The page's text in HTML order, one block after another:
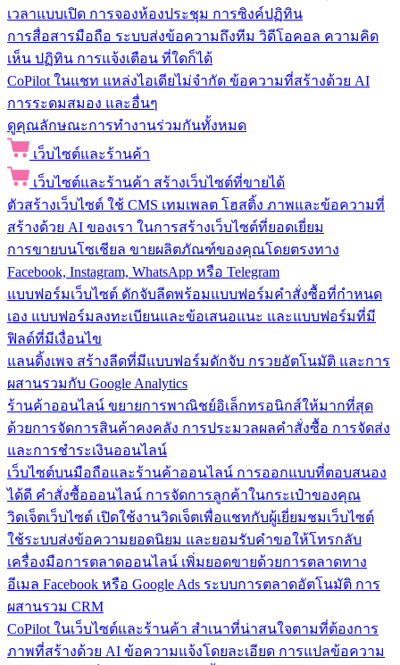
เวลาแบบเปิด การจองห้องประชุม การซิงค์ปฏิทิน
การสื่อสารมือถือ ระบบส่งข้อความถึงทีม วิดีโอคอล ความคิด
เห็น ปฏิทิน การแจ้งเตือน ที่ใดก็ได้
CoPilot ในแชท แหล่งไอเดียไม่จำกัด ข้อความที่สร้างด้วย AI
การระดมสมอง และอื่นๆ
ดูคุณลักษณะการทำงานร่วมกันทั้งหมด
เว็บไซต์และร้านค้า
เว็บไซต์และร้านค้า สร้างเว็บไซต์ที่ขายได้
ตัวสร้างเว็บไซต์ ใช้ CMS เทมเพลต โฮสติ้ง ภาพและข้อความที่
สร้างด้วย AI ของเรา ในการสร้างเว็บไซต์ที่ยอดเยี่ยม
การขายบนโซเชียล ขายผลิตภัณฑ์ของคุณโดยตรงทาง
Facebook, Instagram, WhatsApp หรือ Telegram
แบบฟอร์มเว็บไซต์ ดักจับลีดพร้อมแบบฟอร์มคำสั่งซื้อที่กำหนด
เอง แบบฟอร์มลงทะเบียนและข้อเสนอแนะ และแบบฟอร์มที่มี
ฟิลด์ที่มีเงื่อนไข
แลนดิ้งเพจ สร้างลีดที่มีแบบฟอร์มดักจับ กรวยอัตโนมัติ และการ
ผสานรวมกับ Google Analytics
ร้านค้าออนไลน์ ขยายการพาณิชย์อิเล็กทรอนิกส์ให้มากที่สุด
ด้วยการจัดการสินค้าคงคลัง การประมวลผลคำสั่งซื้อ การจัดส่ง
และการชำระเงินออนไลน์
เว็บไซต์บนมือถือและร้านค้าออนไลน์ การออกแบบที่ตอบสนอง
ได้ดี คำสั่งซื้อออนไลน์ การจัดการลูกค้าในกระเป๋าของคุณ
วิดเจ็ตเว็บไซต์ เปิดใช้งานวิดเจ็ตเพื่อแชทกับผู้เยี่ยมชมเว็บไซต์
ใช้ระบบส่งข้อความยอดนิยม และยอมรับคำขอให้โทรกลับ
เครื่องมือการตลาดออนไลน์ เพิ่มยอดขายด้วยการตลาดทาง
อีเมล Facebook หรือ Google Ads ระบบการตลาดอัตโนมัติ การ
ผสานรวม CRM
CoPilot ในเว็บไซต์และร้านค้า สำเนาที่น่าสนใจตามที่ต้องการ
ภาพที่สร้างด้วย AI ข้อความแจ้งโดยละเอียด การแปลข้อความ